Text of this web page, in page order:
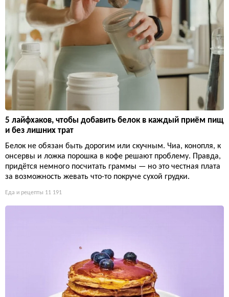
5 лайфхаков, чтобы добавить белок в каждый приём пищ
и без лишних трат
Белок не обязан быть дорогим или скучным. Чиа, конопля, к
онсервы и ложка порошка в кофе решают проблему. Правда,
придётся немного посчитать граммы — но это честная плата
за возможность жевать что-то покруче сухой грудки.
Еда и рецепты 11 191